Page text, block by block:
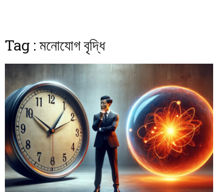
Tag : মনোযোগ বৃদ্ধি